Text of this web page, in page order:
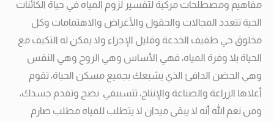
مفاهيم ومصطلحات مركبة لتفسير لزوم المياه في حياة الكائنات
الحية تتعدد المجالات والحقول والأغراض والاهتمامات وكل
مخلوق حي طفيف الخدعة وقليل الإجراء ولا يمكن له التكيف مع
الحياة بلا وفرة المياه، فهي الأساس وهي الروح وهي النفس
وهي الحضن الدافئ الذي يشبعك بجميع مسكن الحياة، تقوم
أعلاها الزراعة والصناعة والإنتاج، تتسببفي نضج وتقدم جسدك،
ومن نعم الله أنه لا يبقى ميدان لا يتطلب للمياه مطلب صارم